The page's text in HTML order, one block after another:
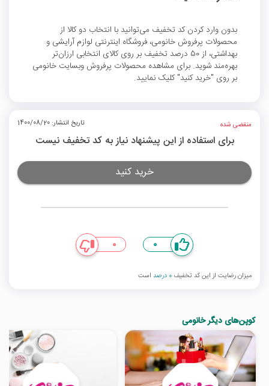
بدون وارد کردن کد تخفیف می‌توانید با انتخاب دو کالا از
محصولات پرفروش خانومی، فروشگاه اینترنتی لوازم آرایشی و
بهداشتی، از 50 درصد تخفیف بر روی کالای انتخابی ارزا‌ن‌تر
بهره‌مند شوید. برای مشاهده محصولات پرفروش وبسایت خانومی
بر روی "خرید کنید" کلیک نمایید.
منقضی شده تاریخ انتشار: 1400/08/20
برای استفاده از این پیشنهاد نیاز به کد تخفیف نیست
خرید کنید
0
0
میزان رضایت از این کد تخفیف 0 درصد است
کوپن‌های دیگر خانومی